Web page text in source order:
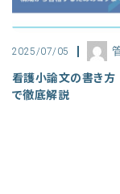
2025/07/05
看護小論文の書き方
で徹底解説